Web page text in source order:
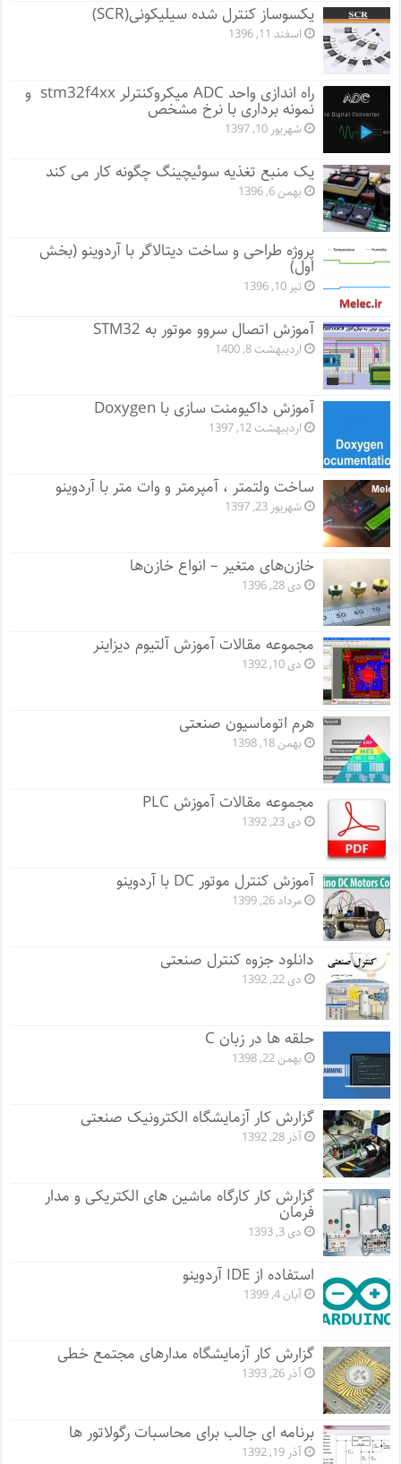
یکسوساز کنترل شده سیلیکونی(SCR)
اسفند 11, 1396
راه اندازی واحد ADC میکروکنترلر stm32f4xx و
نمونه برداری با نرخ مشخص
شهریور 10, 1397
یک منبع تغذیه سوئیچینگ چگونه کار می کند
بهمن 6, 1396
پروژه طراحی و ساخت دیتالاگر با آردوینو (بخش
اول)
تیر 10, 1396
آموزش اتصال سروو موتور به STM32
اردیبهشت 8, 1400
آموزش داکیومنت سازی با Doxygen
اردیبهشت 12, 1397
ساخت ولتمتر ، آمپرمتر و وات متر با آردوینو
شهریور 23, 1397
خازن‌های متغیر – انواع خازن‌ها
دی 28, 1396
مجموعه مقالات آموزش آلتیوم دیزاینر
دی 10, 1392
هرم اتوماسیون صنعتی
بهمن 18, 1398
مجموعه مقالات آموزش PLC
دی 23, 1392
آموزش کنترل موتور DC با آردوینو
مرداد 26, 1399
دانلود جزوه کنترل صنعتی
دی 22, 1392
حلقه ها در زبان C
بهمن 22, 1398
گزارش کار آزمایشگاه الکترونیک صنعتی
آذر 28, 1392
گزارش کار کارگاه ماشین های الکتریکی و مدار
فرمان
دی 3, 1393
استفاده از IDE آردوینو
آبان 4, 1399
گزارش کار آزمایشگاه مدارهای مجتمع خطی
آذر 26, 1393
برنامه ای جالب برای محاسبات رگولاتور ها
آذر 19, 1392